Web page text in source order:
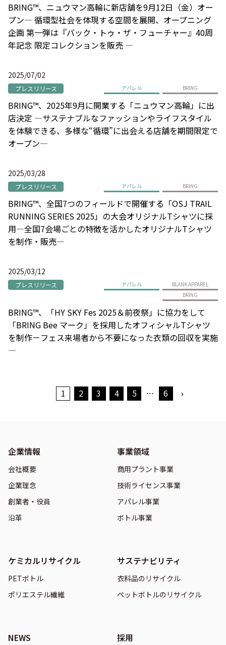
BRING™、ニュウマン高輪に新店舗を9月12日（金）オー
プン― 循環型社会を体現する空間を展開、オープニング
企画 第一弾は『バック・トゥ・ザ・フューチャー』40周
年記念 限定コレクションを販売 ―
2025/07/02
プレスリリース アパレル BRING
BRING™、2025年9月に開業する「ニュウマン高輪」に出
店決定 ―サステナブルなファッションやライフスタイル
を体験できる、多様な“循環”に出会える店舗を期間限定で
オープン―
2025/03/28
プレスリリース アパレル BRING
BRING™、全国7つのフィールドで開催する「OSJ TRAIL
RUNNING SERIES 2025」の大会オリジナルTシャツに採
用―全国7会場ごとの特徴を活かしたオリジナルTシャツ
を制作・販売―
2025/03/12
プレスリリース アパレル
BLANK APPAREL
BRING
BRING™、「HY SKY Fes 2025＆前夜祭」に協力をして
「BRING Bee マーク」を採用したオフィシャルTシャツ
を制作－フェス来場者から不要になった衣類の回収を実施
―
1 2 3 4 5 … 6 ›
企業情報
会社概要
企業理念
創業者・役員
沿革
事業領域
商用プラント事業
技術ライセンス事業
アパレル事業
ボトル事業
ケミカルリサイクル
PETボトル
ポリエステル繊維
サステナビリティ
衣料品のリサイクル
ペットボトルのリサイクル
NEWS 採用